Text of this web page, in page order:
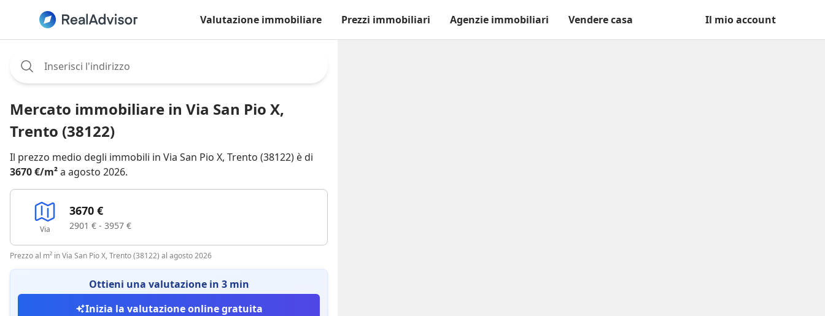
Valutazione immobiliare Prezzi immobiliari Agenzie immobiliari Vendere casa Il mio account
Mercato immobiliare in Via San Pio X,
Trento (38122)
Il prezzo medio degli immobili in Via San Pio X, Trento (38122) è di
3670 €/m²a agosto 2026.
Via
3670 €
2901 € - 3957 €
Prezzo al m² in Via San Pio X, Trento (38122) al agosto 2026
Ottieni una valutazione in 3 min
Inizia la valutazione online gratuita